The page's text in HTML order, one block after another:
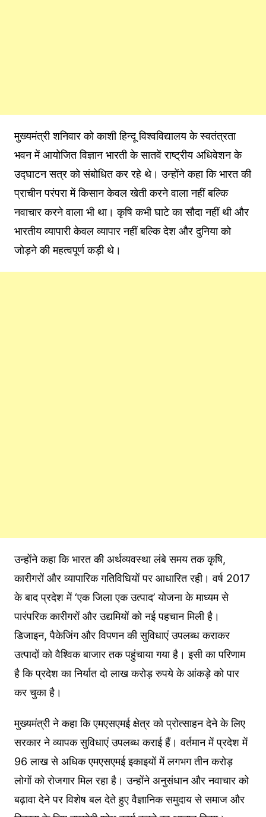
मुख्यमंत्री शनिवार को काशी हिन्दू विश्वविद्यालय के स्वतंत्रता
भवन में आयोजित विज्ञान भारती के सातवें राष्ट्रीय अधिवेशन के
उद्घाटन सत्र को संबोधित कर रहे थे। उन्होंने कहा कि भारत की
प्राचीन परंपरा में किसान केवल खेती करने वाला नहीं बल्कि
नवाचार करने वाला भी था। कृषि कभी घाटे का सौदा नहीं थी और
भारतीय व्यापारी केवल व्यापार नहीं बल्कि देश और दुनिया को
जोड़ने की महत्वपूर्ण कड़ी थे।
उन्होंने कहा कि भारत की अर्थव्यवस्था लंबे समय तक कृषि,
कारीगरों और व्यापारिक गतिविधियों पर आधारित रही। वर्ष 2017
के बाद प्रदेश में ‘एक जिला एक उत्पाद’ योजना के माध्यम से
पारंपरिक कारीगरों और उद्यमियों को नई पहचान मिली है।
डिजाइन, पैकेजिंग और विपणन की सुविधाएं उपलब्ध कराकर
उत्पादों को वैश्विक बाजार तक पहुंचाया गया है। इसी का परिणाम
है कि प्रदेश का निर्यात दो लाख करोड़ रुपये के आंकड़े को पार
कर चुका है।
मुख्यमंत्री ने कहा कि एमएसएमई क्षेत्र को प्रोत्साहन देने के लिए
सरकार ने व्यापक सुविधाएं उपलब्ध कराई हैं। वर्तमान में प्रदेश में
96 लाख से अधिक एमएसएमई इकाइयों में लगभग तीन करोड़
लोगों को रोजगार मिल रहा है। उन्होंने अनुसंधान और नवाचार को
बढ़ावा देने पर विशेष बल देते हुए वैज्ञानिक समुदाय से समाज और